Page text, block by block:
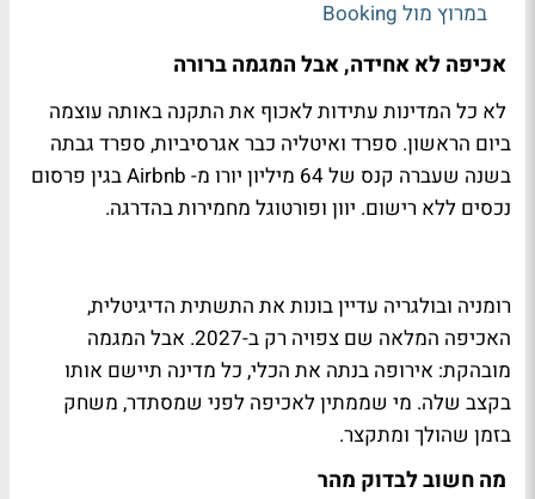
במרוץ מול Booking
אכיפה לא אחידה, אבל המגמה ברורה
לא כל המדינות עתידות לאכוף את התקנה באותה עוצמה
ביום הראשון. ספרד ואיטליה כבר אגרסיביות, ספרד גבתה
בשנה שעברה קנס של 64 מיליון יורו מ- Airbnb בגין פרסום
נכסים ללא רישום. יוון ופורטוגל מחמירות בהדרגה.
רומניה ובולגריה עדיין בונות את התשתית הדיגיטלית,
האכיפה המלאה שם צפויה רק ב-2027. אבל המגמה
מובהקת: אירופה בנתה את הכלי, כל מדינה תיישם אותו
בקצב שלה. מי שממתין לאכיפה לפני שמסתדר, משחק
בזמן שהולך ומתקצר.
מה חשוב לבדוק מהר